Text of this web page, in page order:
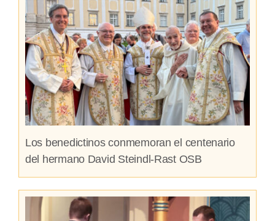
Los benedictinos conmemoran el centenario
del hermano David Steindl-Rast OSB